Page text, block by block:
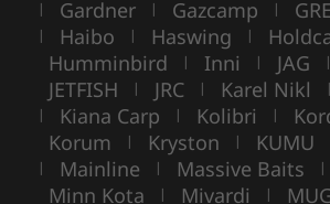
| Gardner | Gazcamp |
| Haibo | Haswing |
Humminbird | Inni | JAG |
JETFISH | JRC | Karel Nikl |
| Kiana Carp | Kolibri |
Korum | Kryston | KUMU
| Mainline | Massive Baits |
Minn Kota | Mivardi |